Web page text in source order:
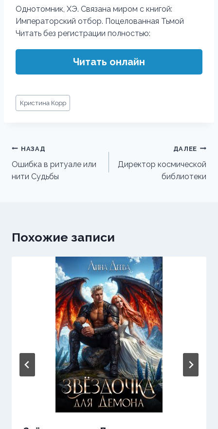
Однотомник, ХЭ. Связана миром с книгой:
Императорский отбор. Поцелованная Тьмой
Читать без регистрации полностью:
Читать онлайн
Метки
записи:
Кристина Корр
Навигация
по
записям
НАЗАД
Ошибка в ритуале или
нити Судьбы
ДАЛЕЕ
Директор космической
библиотеки
Похожие записи